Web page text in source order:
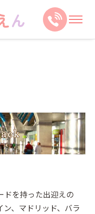
ドを持った出迎えの
、マドリッド、バラ